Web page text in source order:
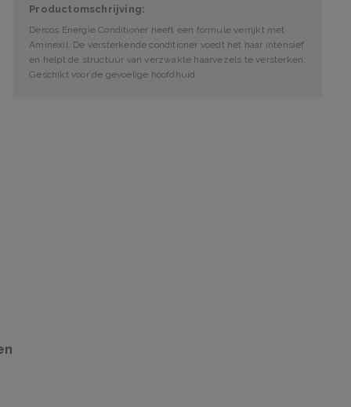
Productomschrijving:
Dercos Energie Conditioner heeft een formule verrijkt met
Aminexil. De versterkende conditioner voedt het haar intensief
en helpt de structuur van verzwakte haarvezels te versterken.
Geschikt voor de gevoelige hoofdhuid.